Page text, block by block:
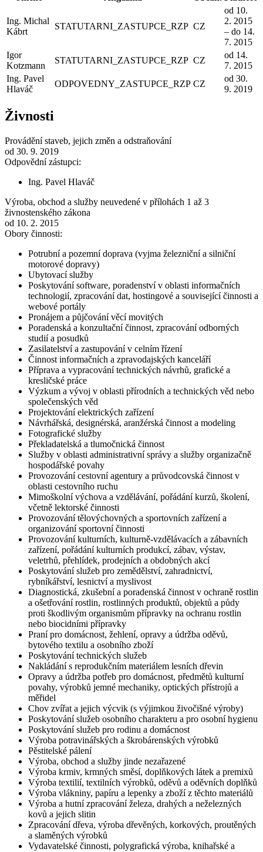
Ing. Michal
Kábrt
STATUTARNI_ZASTUPCE_RZP CZ
od 10.
2. 2015
– do 14.
7. 2015
Igor
Kotzmann
STATUTARNI_ZASTUPCE_RZP CZ
od 14.
7. 2015
Ing. Pavel
Hlaváč
ODPOVEDNY_ZASTUPCE_RZP CZ
od 30.
9. 2019
Živnosti
Provádění staveb, jejich změn a odstraňování
od 30. 9. 2019
Odpovědní zástupci:
Ing. Pavel Hlaváč
Výroba, obchod a služby neuvedené v přílohách 1 až 3
živnostenského zákona
od 10. 2. 2015
Obory činnosti:
Potrubní a pozemní doprava (vyjma železniční a silniční
motorové dopravy)
Ubytovací služby
Poskytování software, poradenství v oblasti informačních
technologií, zpracování dat, hostingové a související činnosti a
webové portály
Pronájem a půjčování věcí movitých
Poradenská a konzultační činnost, zpracování odborných
studií a posudků
Zasilatelství a zastupování v celním řízení
Činnost informačních a zpravodajských kanceláří
Příprava a vypracování technických návrhů, grafické a
kresličské práce
Výzkum a vývoj v oblasti přírodních a technických věd nebo
společenských věd
Projektování elektrických zařízení
Návrhářská, designérská, aranžérská činnost a modeling
Fotografické služby
Překladatelská a tlumočnická činnost
Služby v oblasti administrativní správy a služby organizačně
hospodářské povahy
Provozování cestovní agentury a průvodcovská činnost v
oblasti cestovního ruchu
Mimoškolní výchova a vzdělávání, pořádání kurzů, školení,
včetně lektorské činnosti
Provozování tělovýchovných a sportovních zařízení a
organizování sportovní činnosti
Provozování kulturních, kulturně-vzdělávacích a zábavních
zařízení, pořádání kulturních produkcí, zábav, výstav,
veletrhů, přehlídek, prodejních a obdobných akcí
Poskytování služeb pro zemědělství, zahradnictví,
rybníkářství, lesnictví a myslivost
Diagnostická, zkušební a poradenská činnost v ochraně rostlin
a ošetřování rostlin, rostlinných produktů, objektů a půdy
proti škodlivým organismům přípravky na ochranu rostlin
nebo biocidními přípravky
Praní pro domácnost, žehlení, opravy a údržba oděvů,
bytového textilu a osobního zboží
Poskytování technických služeb
Nakládání s reprodukčním materiálem lesních dřevin
Opravy a údržba potřeb pro domácnost, předmětů kulturní
povahy, výrobků jemné mechaniky, optických přístrojů a
měřidel
Chov zvířat a jejich výcvik (s výjimkou živočišné výroby)
Poskytování služeb osobního charakteru a pro osobní hygienu
Poskytování služeb pro rodinu a domácnost
Výroba potravinářských a škrobárenských výrobků
Pěstitelské pálení
Výroba, obchod a služby jinde nezařazené
Výroba krmiv, krmných směsí, doplňkových látek a premixů
Výroba textilií, textilních výrobků, oděvů a oděvních doplňků
Výroba vlákniny, papíru a lepenky a zboží z těchto materiálů
Výroba a hutní zpracování železa, drahých a neželezných
kovů a jejich slitin
Zpracování dřeva, výroba dřevěných, korkových, proutěných
a slaměných výrobků
Vydavatelské činnosti, polygrafická výroba, knihařské a